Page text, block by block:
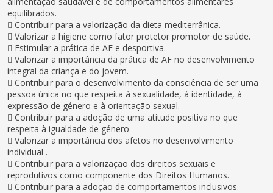
equilibrados.
 Contribuir para a valorização da dieta mediterrânica.
 Valorizar a higiene como fator protetor promotor de saúde.
 Estimular a prática de AF e desportiva.
 Valorizar a importância da prática de AF no desenvolvimento
integral da criança e do jovem.
 Contribuir para o desenvolvimento da consciência de ser uma
pessoa única no que respeita à sexualidade, à identidade, à
expressão de género e à orientação sexual.
 Contribuir para a adoção de uma atitude positiva no que
respeita à igualdade de género
 Valorizar a importância dos afetos no desenvolvimento
individual .
 Contribuir para a valorização dos direitos sexuais e
reprodutivos como componente dos Direitos Humanos.
 Contribuir para a adoção de comportamentos inclusivos.